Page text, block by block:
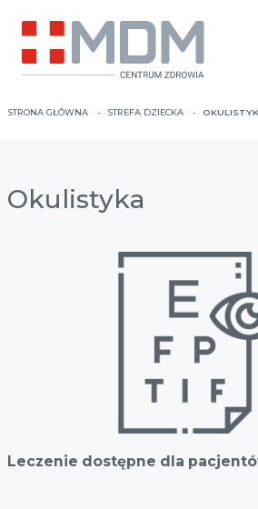
STRONA GŁÓWNA STREFA DZIECKA
Okulistyka
Leczenie dostępne dla